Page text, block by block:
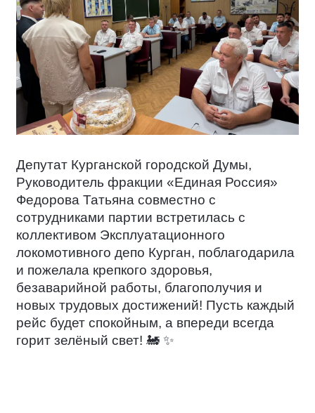
Депутат Курганской городской Думы,
Руководитель фракции «Единая Россия»
Федорова Татьяна совместно с
сотрудниками партии встретилась с
коллективом Эксплуатационного
локомотивного депо Курган, поблагодарила
и пожелала крепкого здоровья,
безаварийной работы, благополучия и
новых трудовых достижений! Пусть каждый
рейс будет спокойным, а впереди всегда
горит зелёный свет! 🚂 ✨